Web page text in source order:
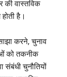
की वास्तविक
है।
करने, चुनाव
को तकनीक
संबंधी चुनौतियों